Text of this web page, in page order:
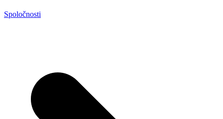
Spoločnosti